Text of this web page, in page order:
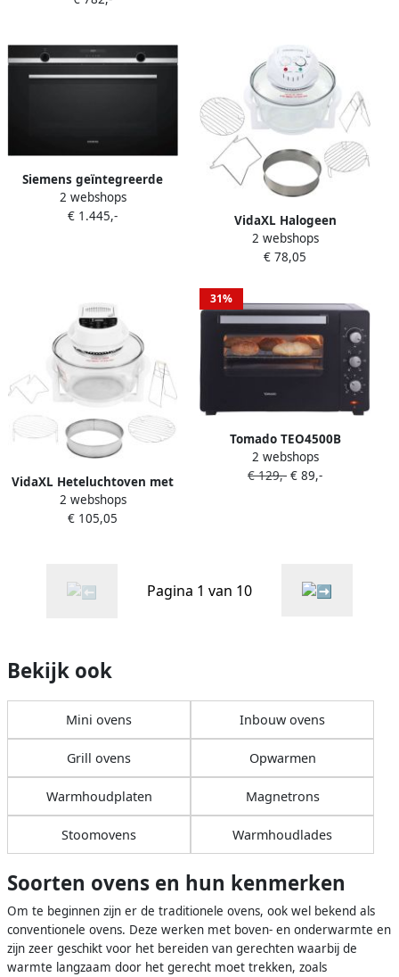
50 250°C
Siemens geïntegreerde
multifunctionele oven 112l
90cm met roestvrijstalen
2 webshops
€ 1.445,-
VidaXL Halogeen
heteluchtoven met
uitbreidingsring 1400 W 17
2 webshops
€ 78,05
VidaXL Heteluchtoven met
uitbreidingsring en timer
1400 W 17 L
2 webshops
€ 105,05
31%
Tomado TEO4500B
Vrijstaande oven 45 Liter
2000 Watt Hetelucht 3
2 webshops
€ 129,- € 89,-
Pagina 1 van 10
Bekijk ook
Mini ovens Inbouw ovens
Grill ovens Opwarmen
Warmhoudplaten Magnetrons
Stoomovens Warmhoudlades
Soorten ovens en hun kenmerken
Om te beginnen zijn er de traditionele ovens, ook wel bekend als
conventionele ovens. Deze werken met boven- en onderwarmte en
zijn zeer geschikt voor het bereiden van gerechten waarbij de
warmte langzaam door het gerecht moet trekken, zoals